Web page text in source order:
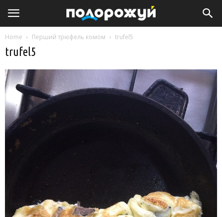
Home Перший трюфель комом trufel5
trufel5